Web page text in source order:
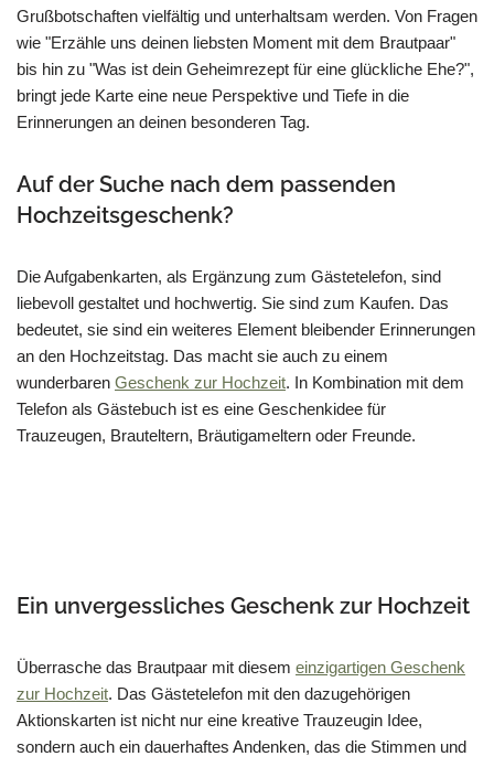
Grußbotschaften vielfältig und unterhaltsam werden. Von Fragen
wie "Erzähle uns deinen liebsten Moment mit dem Brautpaar"
bis hin zu "Was ist dein Geheimrezept für eine glückliche Ehe?",
bringt jede Karte eine neue Perspektive und Tiefe in die
Erinnerungen an deinen besonderen Tag.
Auf der Suche nach dem passenden
Hochzeitsgeschenk?
Die Aufgabenkarten, als Ergänzung zum Gästetelefon, sind
liebevoll gestaltet und hochwertig. Sie sind zum Kaufen. Das
bedeutet, sie sind ein weiteres Element bleibender Erinnerungen
an den Hochzeitstag. Das macht sie auch zu einem
wunderbaren Geschenk zur Hochzeit. In Kombination mit dem
Telefon als Gästebuch ist es eine Geschenkidee für
Trauzeugen, Brauteltern, Bräutigameltern oder Freunde.
Ein unvergessliches Geschenk zur Hochzeit
Überrasche das Brautpaar mit diesem einzigartigen Geschenk
zur Hochzeit. Das Gästetelefon mit den dazugehörigen
Aktionskarten ist nicht nur eine kreative Trauzeugin Idee,
sondern auch ein dauerhaftes Andenken, das die Stimmen und